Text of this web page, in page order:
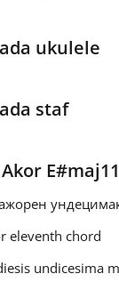
ukulele
staf
E#maj11
eleventh chord
undicesima